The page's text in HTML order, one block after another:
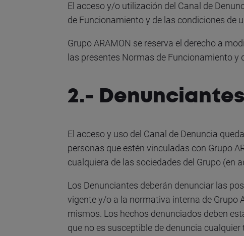
El acceso y/o utilización del Canal de
de Funcionamiento y de las condiciones de
Grupo ARAMON se reserva el derecho a
las presentes Normas de Funcionamiento y
2.- Denunciantes
El acceso y uso del Canal de Denuncia
personas que estén vinculadas con Grupo
cualquiera de las sociedades del Grupo (en
Los Denunciantes deberán denunciar las
vigente y/o a la normativa interna de Grupo
mismos. Los hechos denunciados deben
que no es susceptible de denuncia